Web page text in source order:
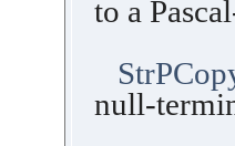
to a
null-